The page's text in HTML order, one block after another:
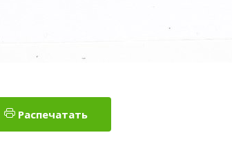
Распечатать